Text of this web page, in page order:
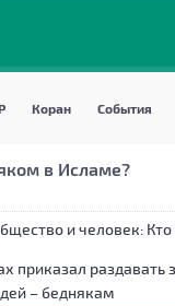
Коран События
в Исламе?
приказал
– беднякам